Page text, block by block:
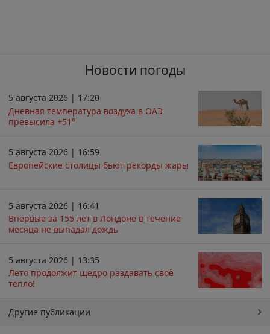
Новости погоды
5 августа 2026 | 17:20
Дневная температура воздуха в ОАЭ
превысила +51°
5 августа 2026 | 16:59
Европейские столицы бьют рекорды жары
5 августа 2026 | 16:41
Впервые за 155 лет в Лондоне в течение
месяца не выпадал дождь
5 августа 2026 | 13:35
Лето продолжит щедро раздавать своё
тепло!
Другие публикации